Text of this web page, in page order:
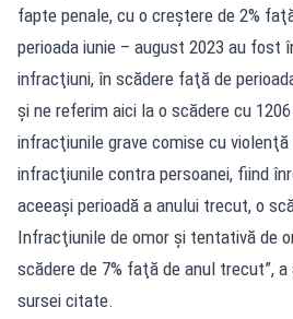
fapte penale, cu o creştere de 2%
perioada iunie – august 2023 au fost
infracţiuni, în scădere faţă de
şi ne referim aici la o scădere cu
infracţiunile grave comise cu violenţă
infracţiunile contra persoanei, fiind
aceeaşi perioadă a anului trecut, o
Infracţiunile de omor şi tentativă de
scădere de 7% faţă de anul trecut”,
sursei citate.